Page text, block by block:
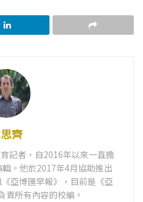
齊
記者，自2016年以來一直擔
。他於2017年4月協助推出
亞博匯早報》，目前是《亞
責所有內容的校編。